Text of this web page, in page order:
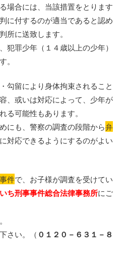
場合には、当該措置をとります
に付するのが適当であると認め
所に送致します。
犯罪少年（１４歳以上の少年）
。
勾留により身体拘束されること
、或いは対応によって、少年が
る可能性もあります。
にも、警察の調査の段階から弁
対応できるようにするのがよい
件で、お子様が調査を受けてい
ち刑事事件総合法律事務所にご
さい。（ ０１２０－６３１－８